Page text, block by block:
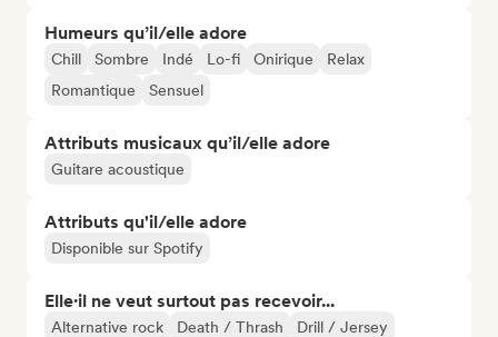
Humeurs qu’il/elle adore
Chill Sombre Indé Lo-fi Onirique
Relax
Romantique
Sensuel
Attributs musicaux qu’il/elle adore
Guitare acoustique
Attributs qu'il/elle adore
Disponible sur Spotify
Elle·il ne veut surtout pas recevoir...
Alternative rock Death / Thrash
Drill / Jersey